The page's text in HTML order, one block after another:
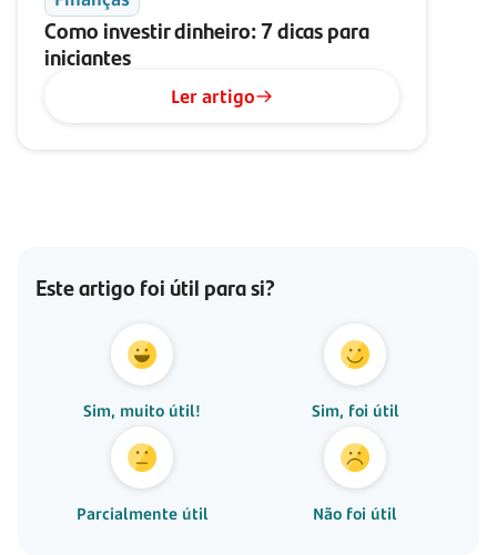
Como investir dinheiro: 7 dicas para
iniciantes
Ler artigo
Este artigo foi útil para si?
Sim, muito útil! Sim, foi útil
Parcialmente útil Não foi útil